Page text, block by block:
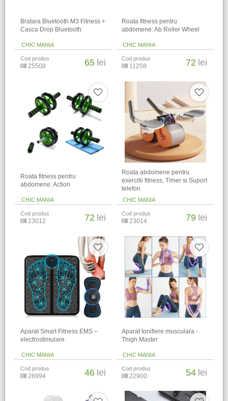
Bratara Bluetooth M3 Fitness +
Casca Drop Bluetooth
CHIC MANIA
Cod produs
25508 65 lei
Roata fitness pentru
abdomene: Ab Roller Wheel
CHIC MANIA
Cod produs
11258 72 lei
Roata fitness pentru
abdomene: Action
CHIC MANIA
Cod produs
23012 72 lei
Roata abdomene pentru
exercitii fitness, Timer si Suport
telefon
CHIC MANIA
Cod produs
23014 79 lei
Aparat Smart Fitness EMS –
electrostimulare
CHIC MANIA
Cod produs
26994 46 lei
Aparat tonifiere musculara -
Thigh Master
CHIC MANIA
Cod produs
22900 54 lei